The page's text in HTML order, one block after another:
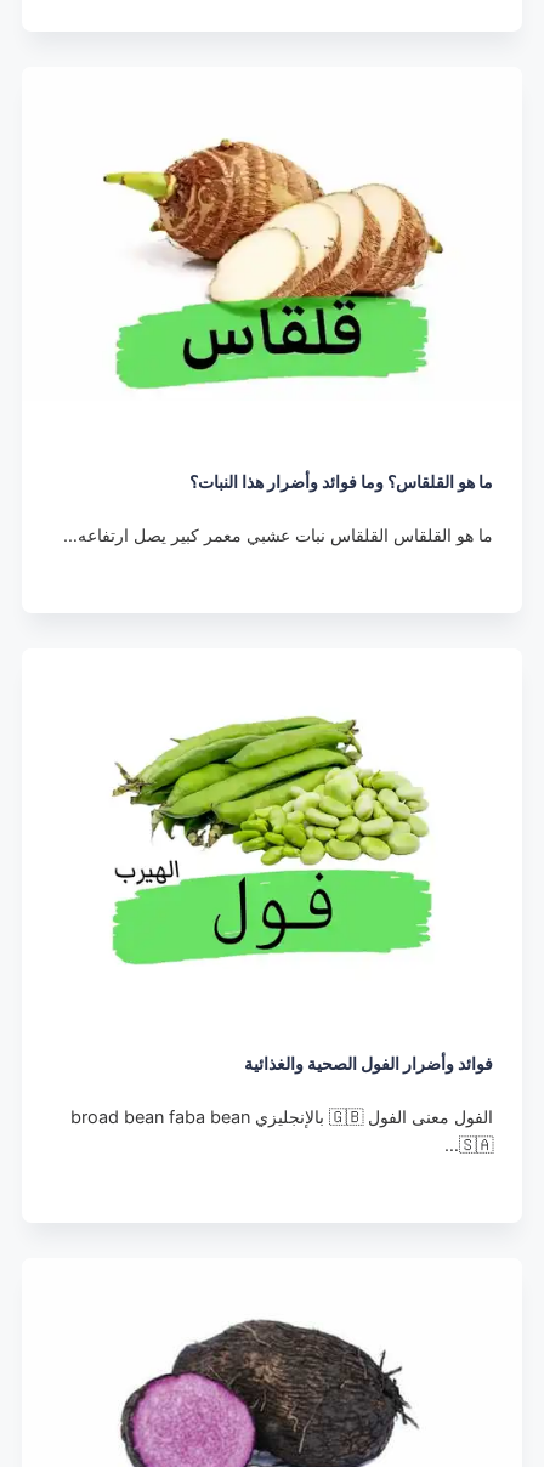
ما هو القلقاس؟ وما فوائد وأضرار هذا النبات؟
ما هو القلقاس القلقاس نبات عشبي معمر كبير يصل ارتفاعه…
فوائد وأضرار الفول الصحية والغذائية
الفول معنى الفول 🇬🇧 بالإنجليزي broad bean faba bean
🇸🇦…